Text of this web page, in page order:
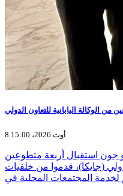
الوكالة اليابانية للتعاون الدولي
8 أوت 2026، 15:00
جون استقبال أربعة متطوعين
(جايكا)، قدموا من خلفيات